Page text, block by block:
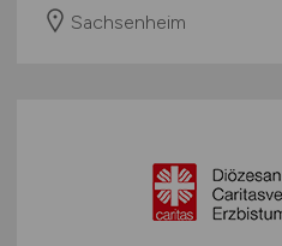
Sachsenheim